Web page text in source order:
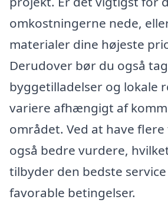
omkostningerne nede,
materialer dine højeste
Derudover bør du også
byggetilladelser og lokale
variere afhængigt af
området. Ved at have
også bedre vurdere,
tilbyder den bedste
favorable betingelser.